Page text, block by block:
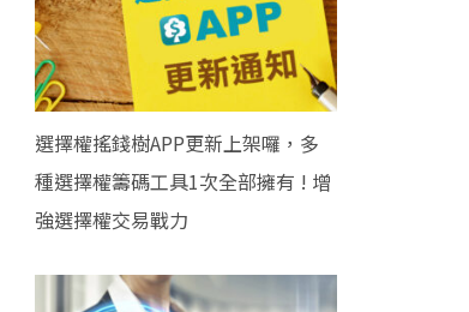
選擇權搖錢樹APP更新上架囉，多
種選擇權籌碼工具1次全部擁有 ! 增
強選擇權交易戰力